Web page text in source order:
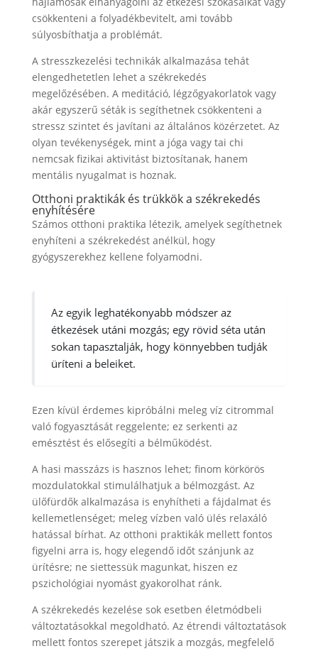
csökkenteni a folyadékbevitelt, ami tovább
súlyosbíthatja a problémát.
A stresszkezelési technikák alkalmazása tehát
elengedhetetlen lehet a székrekedés
megelőzésében. A meditáció, légzőgyakorlatok vagy
akár egyszerű séták is segíthetnek csökkenteni a
stressz szintet és javítani az általános közérzetet. Az
olyan tevékenységek, mint a jóga vagy tai chi
nemcsak fizikai aktivitást biztosítanak, hanem
mentális nyugalmat is hoznak.
Otthoni praktikák és trükkök a székrekedés
enyhítésére
Számos otthoni praktika létezik, amelyek segíthetnek
enyhíteni a székrekedést anélkül, hogy
gyógyszerekhez kellene folyamodni.
Az egyik leghatékonyabb módszer az
étkezések utáni mozgás; egy rövid séta után
sokan tapasztalják, hogy könnyebben tudják
üríteni a beleiket.
Ezen kívül érdemes kipróbálni meleg víz citrommal
való fogyasztását reggelente; ez serkenti az
emésztést és elősegíti a bélműködést.
A hasi masszázs is hasznos lehet; finom körkörös
mozdulatokkal stimulálhatjuk a bélmozgást. Az
ülőfürdők alkalmazása is enyhítheti a fájdalmat és
kellemetlenséget; meleg vízben való ülés relaxáló
hatással bírhat. Az otthoni praktikák mellett fontos
figyelni arra is, hogy elegendő időt szánjunk az
ürítésre; ne siettessük magunkat, hiszen ez
pszichológiai nyomást gyakorolhat ránk.
A székrekedés kezelése sok esetben életmódbeli
változtatásokkal megoldható. Az étrendi változtatások
mellett fontos szerepet játszik a mozgás, megfelelő